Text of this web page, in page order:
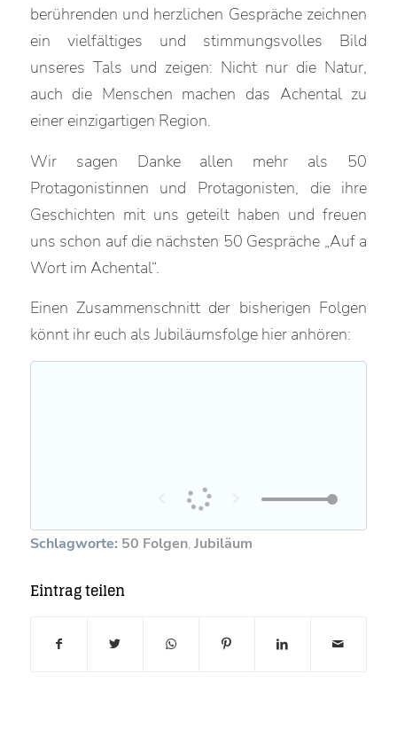
berührenden und herzlichen Gespräche zeichnen
ein vielfältiges und stimmungsvolles Bild
unseres Tals und zeigen: Nicht nur die Natur,
auch die Menschen machen das Achental zu
einer einzigartigen Region.
Wir sagen Danke allen mehr als 50
Protagonistinnen und Protagonisten, die ihre
Geschichten mit uns geteilt haben und freuen
uns schon auf die nächsten 50 Gespräche „Auf a
Wort im Achental“.
Einen Zusammenschnitt der bisherigen Folgen
könnt ihr euch als Jubiläumsfolge hier anhören:
Schlagworte: 50 Folgen, Jubiläum
Eintrag teilen